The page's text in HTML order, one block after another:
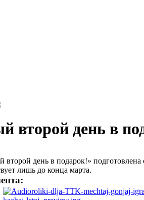
второй день в
день в подарок!» подготовлена
лишь до конца марта.